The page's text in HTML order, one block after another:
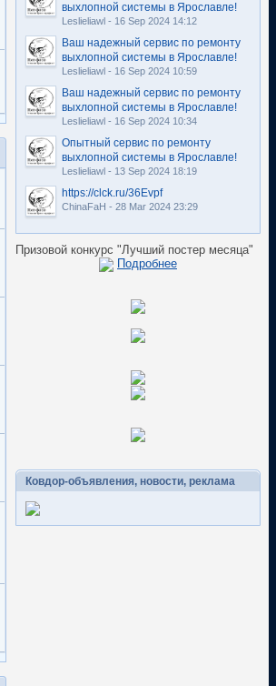
выхлопной системы в Ярославле!
Leslieliawl - 16 Sep 2024 14:12
Ваш надежный сервис по ремонту
выхлопной системы в Ярославле!
Leslieliawl - 16 Sep 2024 10:59
Ваш надежный сервис по ремонту
выхлопной системы в Ярославле!
Leslieliawl - 16 Sep 2024 10:34
Опытный сервис по ремонту
выхлопной системы в Ярославле!
Leslieliawl - 13 Sep 2024 18:19
https://clck.ru/36Evpf
ChinaFaH - 28 Mar 2024 23:29
Призовой конкурс "Лучший постер месяца"
Подробнее
Ковдор-объявления, новости, реклама